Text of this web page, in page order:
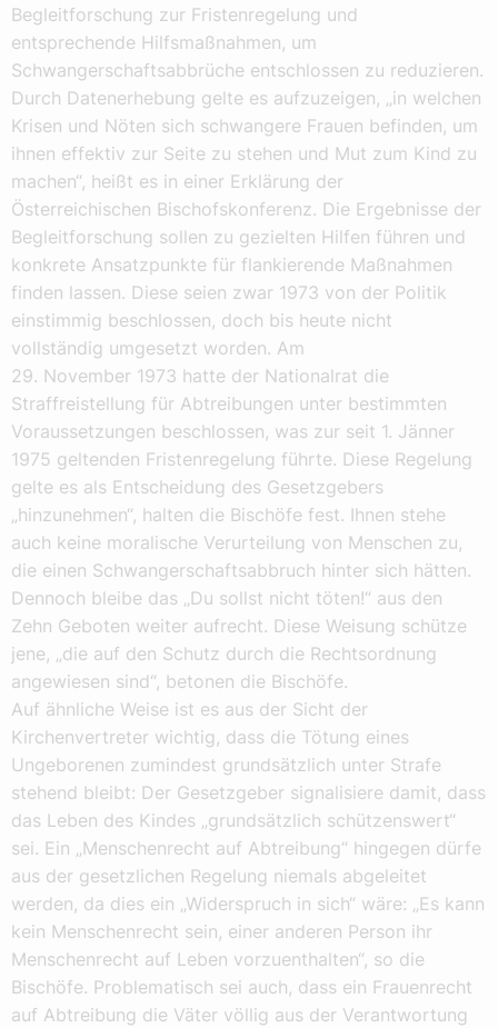
Begleitforschung zur Fristenregelung und
entsprechende Hilfsmaßnahmen, um
Schwangerschaftsabbrüche entschlossen zu reduzieren.
Durch Datenerhebung gelte es aufzuzeigen, „in welchen
Krisen und Nöten sich schwangere Frauen befinden, um
ihnen effektiv zur Seite zu stehen und Mut zum Kind zu
machen“, heißt es in einer Erklärung der
Österreichischen Bischofskonferenz. Die Ergebnisse der
Begleitforschung sollen zu gezielten Hilfen führen und
konkrete Ansatzpunkte für flankierende Maßnahmen
finden lassen. Diese seien zwar 1973 von der Politik
einstimmig beschlossen, doch bis heute nicht
vollständig umgesetzt worden. Am
29. November 1973 hatte der Nationalrat die
Straffreistellung für Abtreibungen unter bestimmten
Voraussetzungen beschlossen, was zur seit 1. Jänner
1975 geltenden Fristenregelung führte. Diese Regelung
gelte es als Entscheidung des Gesetzgebers
„hinzunehmen“, halten die Bischöfe fest. Ihnen stehe
auch keine moralische Verurteilung von Menschen zu,
die einen Schwangerschaftsabbruch hinter sich hätten.
Dennoch bleibe das „Du sollst nicht töten!“ aus den
Zehn Geboten weiter aufrecht. Diese Weisung schütze
jene, „die auf den Schutz durch die Rechtsordnung
angewiesen sind“, betonen die Bischöfe.
Auf ähnliche Weise ist es aus der Sicht der
Kirchenvertreter wichtig, dass die Tötung eines
Ungeborenen zumindest grundsätzlich unter Strafe
stehend bleibt: Der Gesetzgeber signalisiere damit, dass
das Leben des Kindes „grundsätzlich schützenswert“
sei. Ein „Menschenrecht auf Abtreibung“ hingegen dürfe
aus der gesetzlichen Regelung niemals abgeleitet
werden, da dies ein „Widerspruch in sich“ wäre: „Es kann
kein Menschenrecht sein, einer anderen Person ihr
Menschenrecht auf Leben vorzuenthalten“, so die
Bischöfe. Problematisch sei auch, dass ein Frauenrecht
auf Abtreibung die Väter völlig aus der Verantwortung